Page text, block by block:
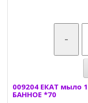
-
009204 ЕКАТ мыло
БАННОЕ *70